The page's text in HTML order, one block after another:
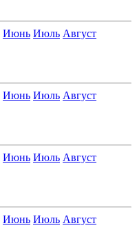
Июнь Июль Август
Июнь Июль Август
Июнь Июль Август
Июнь Июль Август